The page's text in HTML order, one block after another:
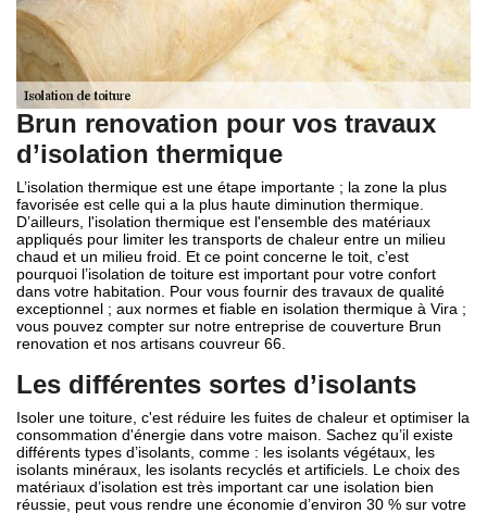
Brun renovation pour vos travaux
d’isolation thermique
L’isolation thermique est une étape importante ; la zone la plus
favorisée est celle qui a la plus haute diminution thermique.
D’ailleurs, l'isolation thermique est l'ensemble des matériaux
appliqués pour limiter les transports de chaleur entre un milieu
chaud et un milieu froid. Et ce point concerne le toit, c’est
pourquoi l’isolation de toiture est important pour votre confort
dans votre habitation. Pour vous fournir des travaux de qualité
exceptionnel ; aux normes et fiable en isolation thermique à Vira ;
vous pouvez compter sur notre entreprise de couverture Brun
renovation et nos artisans couvreur 66.
Les différentes sortes d’isolants
Isoler une toiture, c'est réduire les fuites de chaleur et optimiser la
consommation d'énergie dans votre maison. Sachez qu’il existe
différents types d’isolants, comme : les isolants végétaux, les
isolants minéraux, les isolants recyclés et artificiels. Le choix des
matériaux d’isolation est très important car une isolation bien
réussie, peut vous rendre une économie d’environ 30 % sur votre